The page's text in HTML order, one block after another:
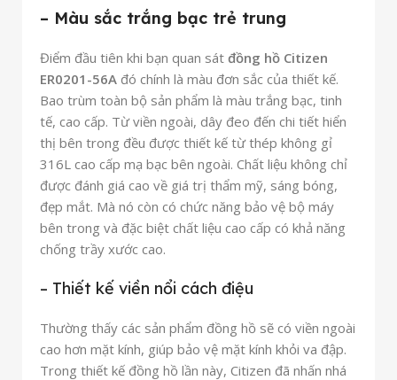
– Màu sắc trắng bạc trẻ trung
Điểm đầu tiên khi bạn quan sát đồng hồ Citizen
ER0201-56A đó chính là màu đơn sắc của thiết kế.
Bao trùm toàn bộ sản phẩm là màu trắng bạc, tinh
tế, cao cấp. Từ viền ngoài, dây đeo đến chi tiết hiển
thị bên trong đều được thiết kế từ thép không gỉ
316L cao cấp mạ bạc bên ngoài. Chất liệu không chỉ
được đánh giá cao về giá trị thẩm mỹ, sáng bóng,
đẹp mắt. Mà nó còn có chức năng bảo vệ bộ máy
bên trong và đặc biệt chất liệu cao cấp có khả năng
chống trầy xước cao.
– Thiết kế viền nổi cách điệu
Thường thấy các sản phẩm đồng hồ sẽ có viền ngoài
cao hơn mặt kính, giúp bảo vệ mặt kính khỏi va đập.
Trong thiết kế đồng hồ lần này, Citizen đã nhấn nhá